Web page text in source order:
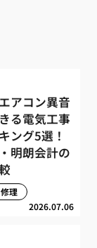
アコン異音
る電気工事
ング5選！
明朗会計の
2026.07.06
理